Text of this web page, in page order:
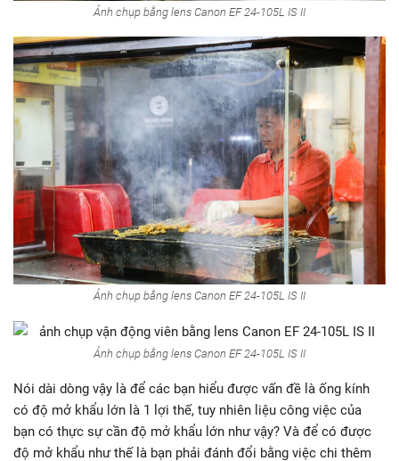
Ảnh chụp bằng lens Canon EF 24-105L IS II
Ảnh chụp bằng lens Canon EF 24-105L IS II
Nói dài dòng vậy là để các bạn hiểu được vấn đề là ống kính
có độ mở khẩu lớn là 1 lợi thế, tuy nhiên liệu công việc của
bạn có thực sự cần độ mở khẩu lớn như vậy? Và để có được
độ mở khẩu như thế là bạn phải đánh đổi bằng việc chi thêm
một số tiền khá nhiều, liệu có đáng không?
Kết luận
leo lên cái tầm “lens chỉ đỏ” (giá bèo nhất là đã gần 20 triệu rồi
) thì cần phải xác định rõ nhu cầu và mục đích chụp của mình
thì khoản chi tiêu/đầu tư của bạn sẽ không bị lãng phí.